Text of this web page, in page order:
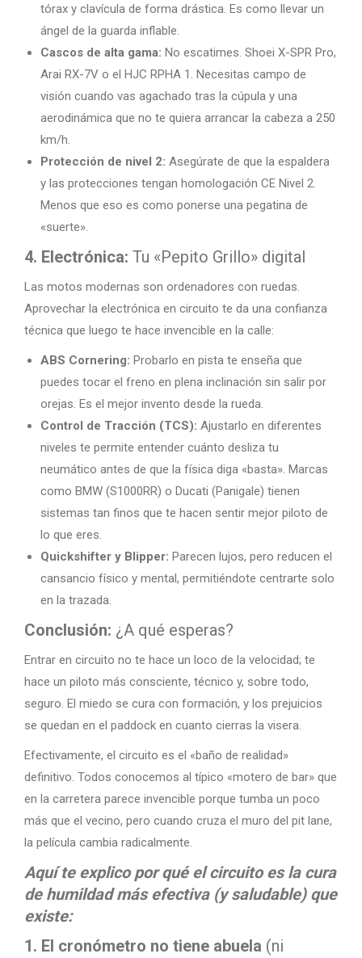
tórax y clavícula de forma drástica. Es como llevar un
ángel de la guarda inflable.
Cascos de alta gama: No escatimes. Shoei X-SPR Pro,
Arai RX-7V o el HJC RPHA 1. Necesitas campo de
visión cuando vas agachado tras la cúpula y una
aerodinámica que no te quiera arrancar la cabeza a 250
km/h.
Protección de nivel 2: Asegúrate de que la espaldera
y las protecciones tengan homologación CE Nivel 2.
Menos que eso es como ponerse una pegatina de
«suerte».
4. Electrónica: Tu «Pepito Grillo» digital
Las motos modernas son ordenadores con ruedas.
Aprovechar la electrónica en circuito te da una confianza
técnica que luego te hace invencible en la calle:
ABS Cornering: Probarlo en pista te enseña que
puedes tocar el freno en plena inclinación sin salir por
orejas. Es el mejor invento desde la rueda.
Control de Tracción (TCS): Ajustarlo en diferentes
niveles te permite entender cuánto desliza tu
neumático antes de que la física diga «basta». Marcas
como BMW (S1000RR) o Ducati (Panigale) tienen
sistemas tan finos que te hacen sentir mejor piloto de
lo que eres.
Quickshifter y Blipper: Parecen lujos, pero reducen el
cansancio físico y mental, permitiéndote centrarte solo
en la trazada.
Conclusión: ¿A qué esperas?
Entrar en circuito no te hace un loco de la velocidad; te
hace un piloto más consciente, técnico y, sobre todo,
seguro. El miedo se cura con formación, y los prejuicios
se quedan en el paddock en cuanto cierras la visera.
Efectivamente, el circuito es el «baño de realidad»
definitivo. Todos conocemos al típico «motero de bar» que
en la carretera parece invencible porque tumba un poco
más que el vecino, pero cuando cruza el muro del pit lane,
la película cambia radicalmente.
Aquí te explico por qué el circuito es la cura
de humildad más efectiva (y saludable) que
existe:
1. El cronómetro no tiene abuela (ni